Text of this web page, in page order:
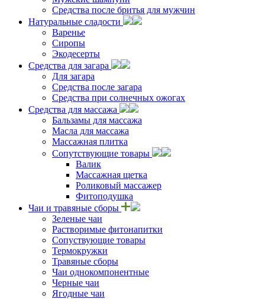
Средства после бритья для мужчин
Натуральные сладости
Варенье
Сиропы
Экодесерты
Средства для загара
Для загара
Средства после загара
Средства при солнечных ожогах
Средства для массажа
Бальзамы для массажа
Масла для массажа
Массажная плитка
Сопутствующие товары
Валик
Массажная щетка
Роликовый массажер
Фитоподушка
Чаи и травяные сборы
Зеленые чаи
Растворимые фитонапитки
Сопуствующие товары
Термокружки
Травяные сборы
Чаи однокомпонентные
Черные чаи
Ягодные чаи